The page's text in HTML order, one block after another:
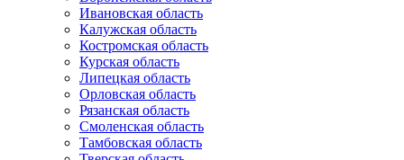
Ивановская область
Калужская область
Костромская область
Курская область
Липецкая область
Орловская область
Рязанская область
Смоленская область
Тамбовская область